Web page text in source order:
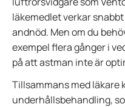
läkemedlet verkar
andnöd. Men om du
exempel flera gånger i
på att astman inte är
Tillsammans med läkare
underhållsbehandling,